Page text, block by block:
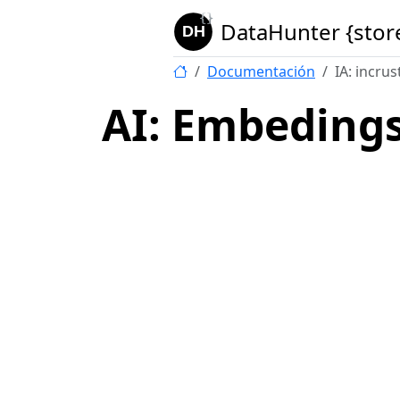
DataHunter
Documentación IA:
AI: